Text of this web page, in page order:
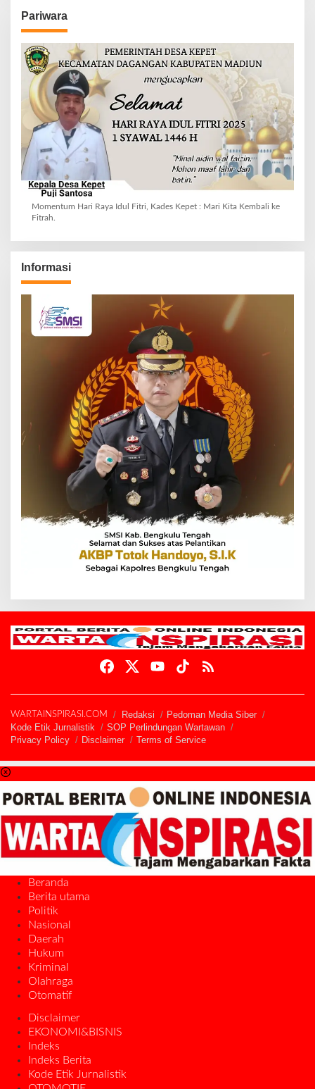
Pariwara
Momentum Hari Raya Idul Fitri, Kades Kepet : Mari Kita Kembali ke
Fitrah.
Informasi
WARTAINSPIRASI.COM Redaksi
Pedoman Media Siber
Kode Etik Jurnalistik
SOP Perlindungan Wartawan
Privacy Policy
Disclaimer Terms of Service
Beranda
Berita utama
Politik
Nasional
Daerah
Hukum
Kriminal
Olahraga
Otomatif
Disclaimer
EKONOMI&BISNIS
Indeks
Indeks Berita
Kode Etik Jurnalistik